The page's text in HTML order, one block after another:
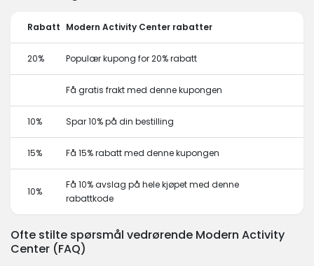
Rabatt Modern Activity Center rabatter
20% Populær kupong for 20% rabatt
Få gratis frakt med denne kupongen
10% Spar 10% på din bestilling
15% Få 15% rabatt med denne kupongen
10%
Få 10% avslag på hele kjøpet med denne
rabattkode
Ofte stilte spørsmål vedrørende Modern Activity
Center (FAQ)